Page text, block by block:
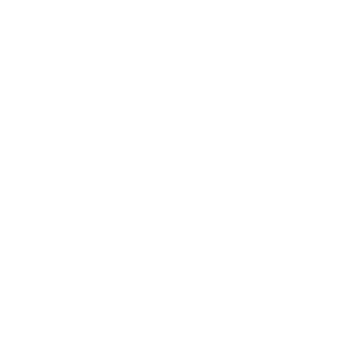
châteaux et traits de côte